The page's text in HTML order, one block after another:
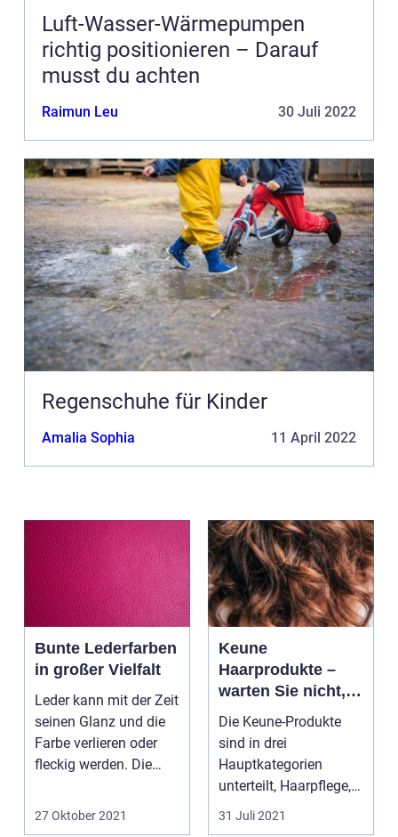
Luft-Wasser-Wärmepumpen
richtig positionieren – Darauf
musst du achten
Raimun Leu 30 Juli 2022
Regenschuhe für Kinder
Amalia Sophia 11 April 2022
Bunte Lederfarben
in großer Vielfalt
Leder kann mit der Zeit
seinen Glanz und die
Farbe verlieren oder
fleckig werden. Die
27 Oktober 2021
Keune
Haarprodukte –
warten Sie nicht,
bis Ihr Haar
geschädigt ist
Die Keune-Produkte
sind in drei
Hauptkategorien
unterteilt, Haarpflege,
Haarstyling und die
31 Juli 2021